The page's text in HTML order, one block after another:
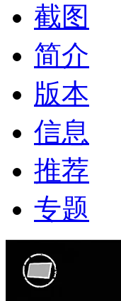
截图
简介
版本
信息
推荐
专题